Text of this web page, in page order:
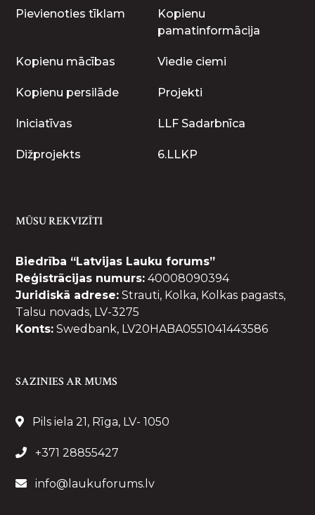
Pievienoties tīklam
Kopienu
pamatinformācija
Kopienu mācības Viedie ciemi
Kopienu persilāde Projekti
Iniciatīvas LLF Sadarbnīca
Dižprojekts 6.LLKP
MŪSU REKVIZĪTI
Biedrība “Latvijas Lauku forums”
Reģistrācijas numurs: 40008090394
Juridiskā adrese: Strauti, Kolka, Kolkas pagasts,
Talsu novads, LV-3275
Konts: Swedbank, LV20HABA0551041443586
SAZINIES AR MUMS
Pils iela 21, Rīga, LV- 1050
+371 28855427
info@laukuforums.lv